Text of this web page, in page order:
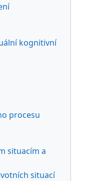
kognitivní
procesu
situacím a
situací